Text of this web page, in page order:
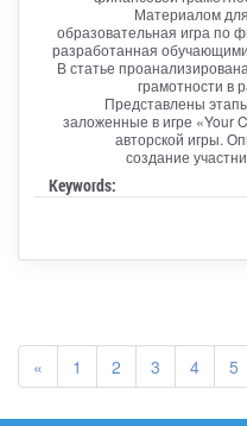
Материалом
образовательная игра по
разработанная
В статье
грамотности в
Представлены
заложенные в игре «Your
авторской игры.
создание
Keywords:
« 1 2 3 4 5